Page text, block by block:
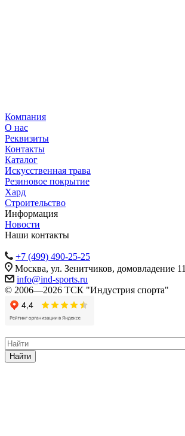
Компания
О нас
Реквизиты
Контакты
Каталог
Искусственная трава
Резиновое покрытие
Хард
Строительство
Информация
Новости
Наши контакты
+7 (499) 490-25-25
Москва, ул. Зенитчиков, домовладение 11
info@ind-sports.ru
© 2006—2026 ТСК "Индустрия спорта"
Найти